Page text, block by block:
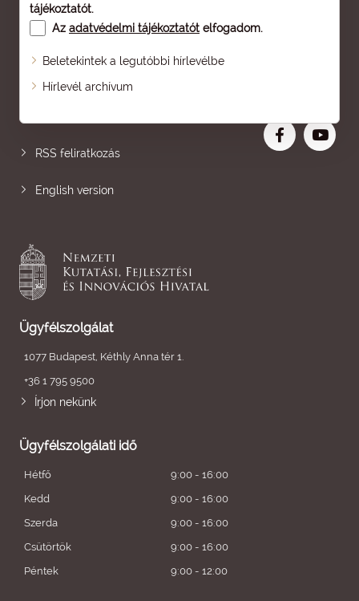
tájékoztatót.
Az adatvédelmi tájékoztatót elfogadom.
Beletekintek a legutóbbi hírlevélbe
Hírlevél archívum
Oldaltérkép
RSS feliratkozás
English version
Ügyfélszolgálat
1077 Budapest, Kéthly Anna tér 1.
+36 1 795 9500
Írjon nekünk
Ügyfélszolgálati idő
Hétfő
9:00 - 16:00
Kedd
9:00 - 16:00
Szerda
9:00 - 16:00
Csütörtök
9:00 - 16:00
Péntek
9:00 - 12:00